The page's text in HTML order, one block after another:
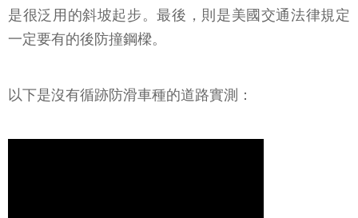
是很泛用的斜坡起步。最後，則是美國交通法律規定
一定要有的後防撞鋼樑。
以下是沒有循跡防滑車種的道路實測：